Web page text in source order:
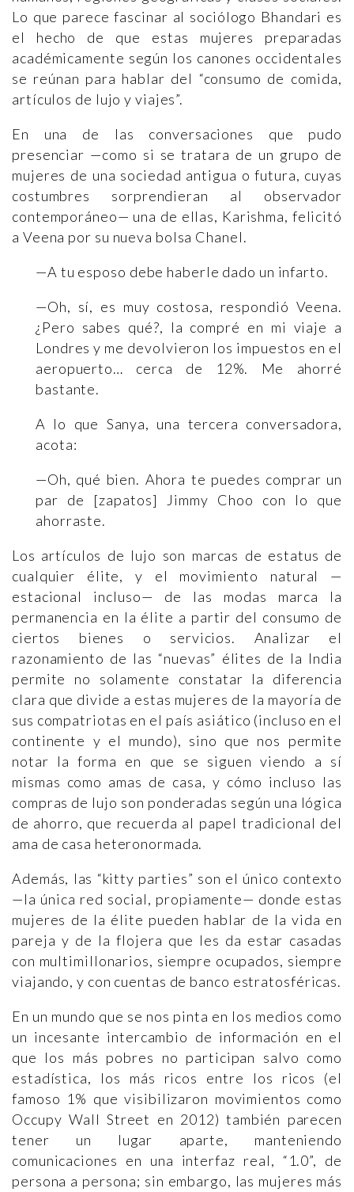
Lo que parece fascinar al sociólogo Bhandari es
el hecho de que estas mujeres preparadas
académicamente según los canones occidentales
se reúnan para hablar del “consumo de comida,
artículos de lujo y viajes”.
En una de las conversaciones que pudo
presenciar —como si se tratara de un grupo de
mujeres de una sociedad antigua o futura, cuyas
costumbres sorprendieran al observador
contemporáneo— una de ellas, Karishma, felicitó
a Veena por su nueva bolsa Chanel.
—A tu esposo debe haberle dado un infarto.
—Oh, sí, es muy costosa, respondió Veena.
¿Pero sabes qué?, la compré en mi viaje a
Londres y me devolvieron los impuestos en el
aeropuerto… cerca de 12%. Me ahorré
bastante.
A lo que Sanya, una tercera conversadora,
acota:
—Oh, qué bien. Ahora te puedes comprar un
par de [zapatos] Jimmy Choo con lo que
ahorraste.
Los artículos de lujo son marcas de estatus de
cualquier élite, y el movimiento natural —
estacional incluso— de las modas marca la
permanencia en la élite a partir del consumo de
ciertos bienes o servicios. Analizar el
razonamiento de las “nuevas” élites de la India
permite no solamente constatar la diferencia
clara que divide a estas mujeres de la mayoría de
sus compatriotas en el país asiático (incluso en el
continente y el mundo), sino que nos permite
notar la forma en que se siguen viendo a sí
mismas como amas de casa, y cómo incluso las
compras de lujo son ponderadas según una lógica
de ahorro, que recuerda al papel tradicional del
ama de casa heteronormada.
Además, las “kitty parties” son el único contexto
—la única red social, propiamente— donde estas
mujeres de la élite pueden hablar de la vida en
pareja y de la flojera que les da estar casadas
con multimillonarios, siempre ocupados, siempre
viajando, y con cuentas de banco estratosféricas.
En un mundo que se nos pinta en los medios como
un incesante intercambio de información en el
que los más pobres no participan salvo como
estadística, los más ricos entre los ricos (el
famoso 1% que visibilizaron movimientos como
Occupy Wall Street en 2012) también parecen
tener un lugar aparte, manteniendo
comunicaciones en una interfaz real, “1.0”, de
persona a persona; sin embargo, las mujeres más